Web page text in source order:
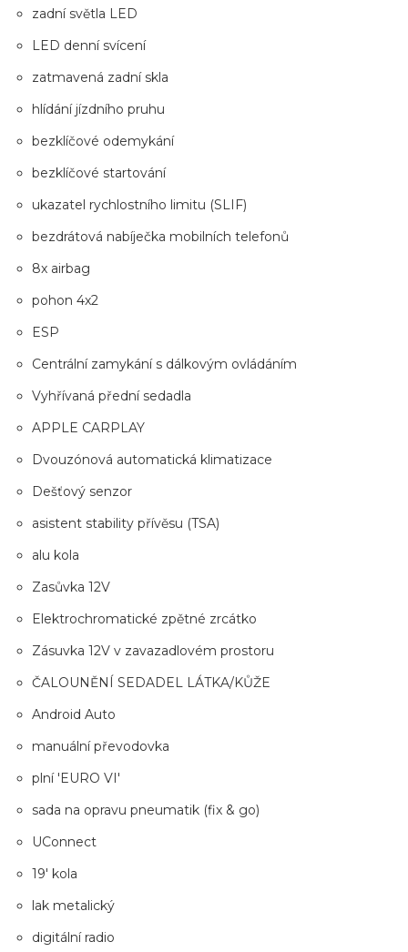
zadní světla LED
LED denní svícení
zatmavená zadní skla
hlídání jízdního pruhu
bezklíčové odemykání
bezklíčové startování
ukazatel rychlostního limitu (SLIF)
bezdrátová nabíječka mobilních telefonů
8x airbag
pohon 4x2
ESP
Centrální zamykání s dálkovým ovládáním
Vyhřívaná přední sedadla
APPLE CARPLAY
Dvouzónová automatická klimatizace
Dešťový senzor
asistent stability přívěsu (TSA)
alu kola
Zasůvka 12V
Elektrochromatické zpětné zrcátko
Zásuvka 12V v zavazadlovém prostoru
ČALOUNĚNÍ SEDADEL LÁTKA/KŮŽE
Android Auto
manuální převodovka
plní 'EURO VI'
sada na opravu pneumatik (fix & go)
UConnect
19' kola
lak metalický
digitální radio